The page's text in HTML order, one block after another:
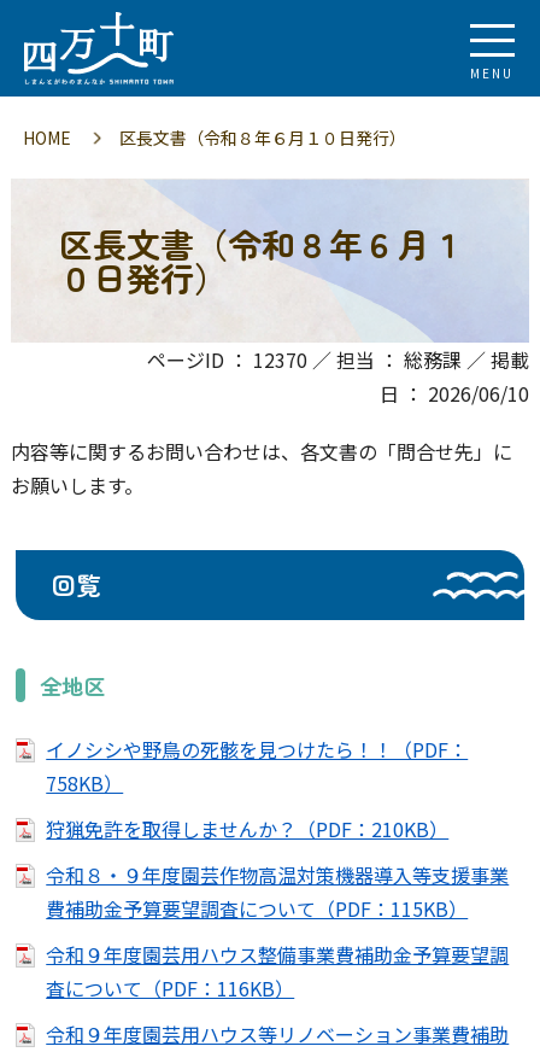
MENU
HOME 区長文書（令和８年６月１０日発行）
区長文書（令和８年６月１
０日発行）
ページID ： 12370 ／ 担当 ： 総務課 ／ 掲載
日 ： 2026/06/10
内容等に関するお問い合わせは、各文書の「問合せ先」に
お願いします。
回覧
全地区
イノシシや野鳥の死骸を見つけたら！！（PDF：
758KB）
狩猟免許を取得しませんか？（PDF：210KB）
令和８・９年度園芸作物高温対策機器導入等支援事業
費補助金予算要望調査について（PDF：115KB）
令和９年度園芸用ハウス整備事業費補助金予算要望調
査について（PDF：116KB）
令和９年度園芸用ハウス等リノベーション事業費補助